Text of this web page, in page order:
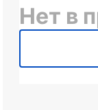
Нет в